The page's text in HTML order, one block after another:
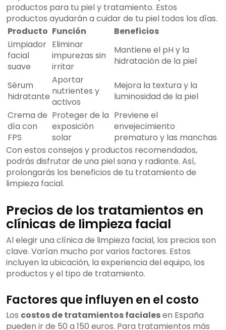
productos para tu piel y tratamiento. Estos
productos ayudarán a cuidar de tu piel todos los días.
Producto Función
Beneficios
Limpiador
facial
suave
Eliminar
impurezas sin
irritar
Mantiene el pH y la
hidratación de la piel
Sérum
hidratante
Aportar
nutrientes y
activos
Mejora la textura y la
luminosidad de la piel
Crema de
día con
FPS
Proteger de la
exposición
solar
Previene el
envejecimiento
prematuro y las manchas
Con estos consejos y productos recomendados,
podrás disfrutar de una piel sana y radiante. Así,
prolongarás los beneficios de tu tratamiento de
limpieza facial.
Precios de los tratamientos en
clínicas de limpieza facial
Al elegir una clínica de limpieza facial, los precios son
clave. Varían mucho por varios factores. Estos
incluyen la ubicación, la experiencia del equipo, los
productos y el tipo de tratamiento.
Factores que influyen en el costo
Los costos de tratamientos facialesen España
pueden ir de 50 a 150 euros. Para tratamientos más